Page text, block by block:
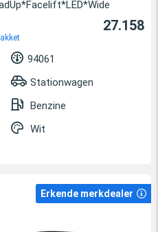
27.158
94061
Stationwagen
Benzine
Wit
Erkende merkdealer